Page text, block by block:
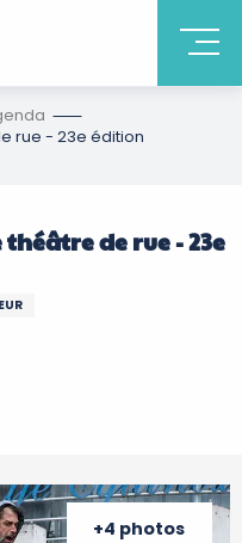
rue - 23e édition
de rue - 23e
+4 photos